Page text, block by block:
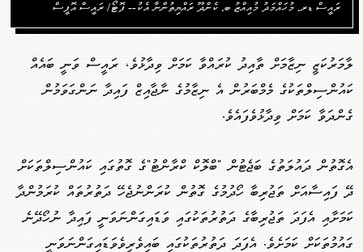
ރައީސް ޑރ. މުހައްމަދު މުއިއްޒު ބ. ކެންދޫ ރައްޔިތުންނާ އެކު-- ފޮޓޯ/ ރައީސް އޮފީސް
ލާމަރުކަޒީ ނިޒާމަށް ތާއިދު ކުރައްވާ ކަމަށް ވިދާޅުވެ، ރައީސް ވަނީ ބައެއް
ކައުންސިލްތަކުގެ މެމްބަރުން އެ ނިޒާމުގެ ނާޖާއިޒް ފައިދާ ނަންގަވަމުން
ގެންދަވާ ކަމަށް ވިދާޅުވެފައެވެ.
އެގޮތުން ދައުލަތުގެ ބަޖެޓުން "ބްލޮކް ކްރާންޓު"ގެ ގޮތުގައި ކައުންސިލްތަކަށް
ދޭ ފައިސާއަށް ތަޖުރިބާ ހޯދުމުގެ ގޮތުން ކުރަންނުޖެހޭ ދަތުރުތައް ކުރަމުންދާ
ކަމަށާއި އެފަދަ ތަޖުރިބާގެ ދަތުރުތަކުގައި ވަޑައިގަންނަވަނީ ފައިދާ ނުހޯދޭނެ
ގައުމުތަކަށް ކަމަށެވެ. އެފަދަ ދަތުރުތަކުގައި ބައިވެރިވެވަޑައިގަންނަވަނީ